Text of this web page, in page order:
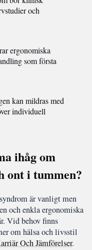
och
ergonomiska
som första
kan mildras med
individuell
ihåg om
ont i tummen?
är vanligt men
och enkla ergonomiska
Vid behov finns
om hälsa och livsstil
Och Jämförelser.